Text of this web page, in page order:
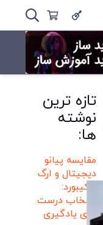
تازه ترین
نوشته
ها:
مقایسه پیانو
دیجیتال و ارگ
و کیبورد:
انتخاب درست
برای یادگیری